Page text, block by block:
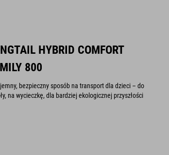
HYBRID COMFORT
800
bezpieczny sposób na transport dla dzieci – do
na wycieczkę, dla bardziej ekologicznej przyszłości